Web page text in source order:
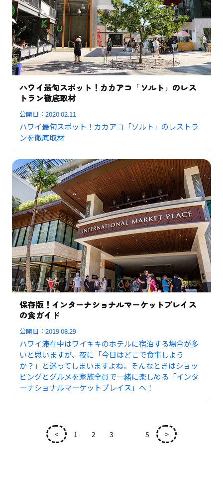
ハワイ最旬スポット！カカアコ「ソルト」のレス
トラン徹底取材
公開日：2020.02.11
ハワイ最旬スポット！カカアコ「ソルト」のレストラ
ンを徹底取材
保存版！インターナショナルマーケットプレイス
の食ガイド
公開日：2019.08.29
ハワイ滞在中はワイキキのホテルに宿泊する場合が多
いと思いますが、夜に「今日はどこで食事しよう
か？」と迷ってしまいますよね。そんなときはショッ
ピングとグルメを家族全員で一緒に楽しめる「インタ
ーナショナルマーケットプレイス」へ！
< 1 2 3 5 >